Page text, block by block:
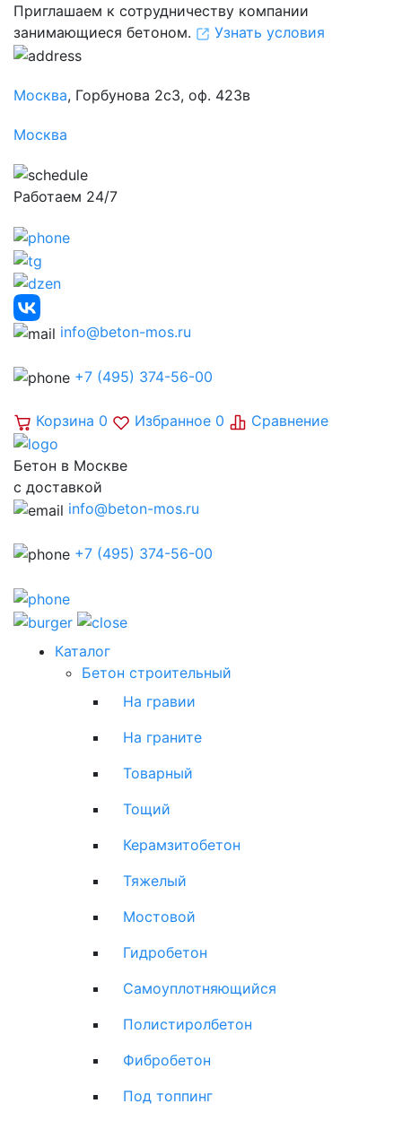
Приглашаем к сотрудничеству компании
занимающиеся бетоном.
Узнать условия
Москва, Горбунова 2с3, оф. 423в
Москва
Работаем 24/7
info@beton-mos.ru
+7 (495) 374-56-00
Корзина 0 Избранное 0 Сравнение
Бетон в Москве
с доставкой
info@beton-mos.ru
+7 (495) 374-56-00
Каталог
Бетон строительный
На гравии
На граните
Товарный
Тощий
Керамзитобетон
Тяжелый
Мостовой
Гидробетон
Самоуплотняющийся
Полистиролбетон
Фибробетон
Под топпинг